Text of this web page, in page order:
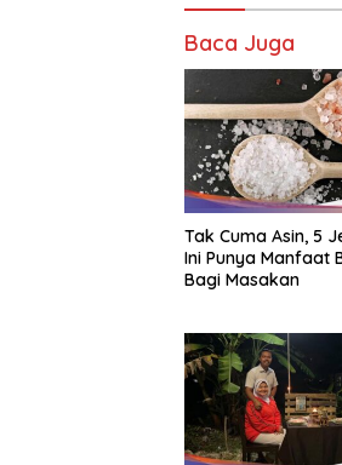
Baca Juga
Tak Cuma Asin, 5
Ini Punya Manfaat
Bagi Masakan